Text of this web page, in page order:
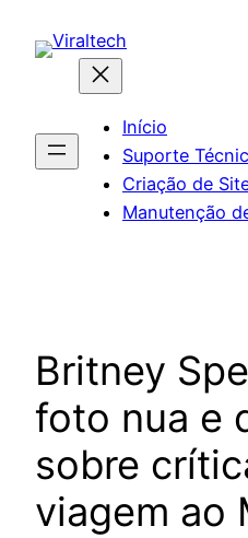
para
Início
Suporte
Criação de
Manutenção
Britney
foto nua e
sobre
viagem ao